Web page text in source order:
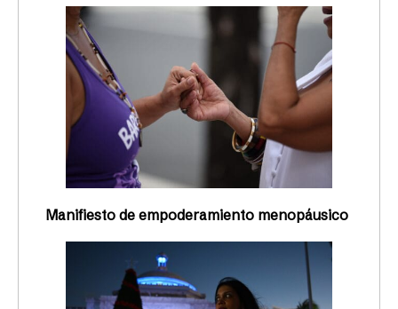
Manifiesto de empoderamiento menopáusico